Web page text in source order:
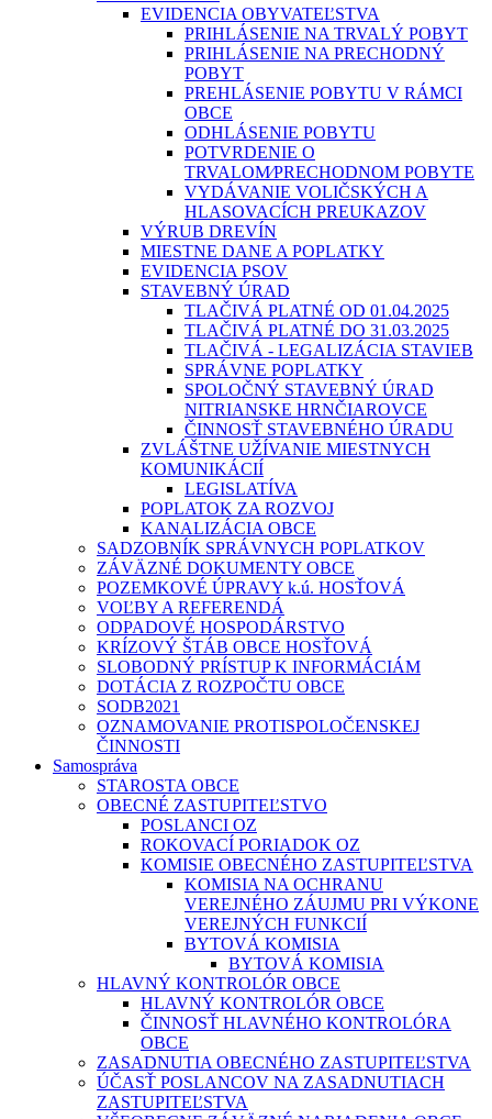
EVIDENCIA OBYVATEĽSTVA
PRIHLÁSENIE NA TRVALÝ POBYT
PRIHLÁSENIE NA PRECHODNÝ
POBYT
PREHLÁSENIE POBYTU V RÁMCI
OBCE
ODHLÁSENIE POBYTU
POTVRDENIE O
TRVALOM⁄PRECHODNOM POBYTE
VYDÁVANIE VOLIČSKÝCH A
HLASOVACÍCH PREUKAZOV
VÝRUB DREVÍN
MIESTNE DANE A POPLATKY
EVIDENCIA PSOV
STAVEBNÝ ÚRAD
TLAČIVÁ PLATNÉ OD 01.04.2025
TLAČIVÁ PLATNÉ DO 31.03.2025
TLAČIVÁ - LEGALIZÁCIA STAVIEB
SPRÁVNE POPLATKY
SPOLOČNÝ STAVEBNÝ ÚRAD
NITRIANSKE HRNČIAROVCE
ČINNOSŤ STAVEBNÉHO ÚRADU
ZVLÁŠTNE UŽÍVANIE MIESTNYCH
KOMUNIKÁCIÍ
LEGISLATÍVA
POPLATOK ZA ROZVOJ
KANALIZÁCIA OBCE
SADZOBNÍK SPRÁVNYCH POPLATKOV
ZÁVÄZNÉ DOKUMENTY OBCE
POZEMKOVÉ ÚPRAVY k.ú. HOSŤOVÁ
VOĽBY A REFERENDÁ
ODPADOVÉ HOSPODÁRSTVO
KRÍZOVÝ ŠTÁB OBCE HOSŤOVÁ
SLOBODNÝ PRÍSTUP K INFORMÁCIÁM
DOTÁCIA Z ROZPOČTU OBCE
SODB2021
OZNAMOVANIE PROTISPOLOČENSKEJ
ČINNOSTI
Samospráva
STAROSTA OBCE
OBECNÉ ZASTUPITEĽSTVO
POSLANCI OZ
ROKOVACÍ PORIADOK OZ
KOMISIE OBECNÉHO ZASTUPITEĽSTVA
KOMISIA NA OCHRANU
VEREJNÉHO ZÁUJMU PRI VÝKONE
VEREJNÝCH FUNKCIÍ
BYTOVÁ KOMISIA
BYTOVÁ KOMISIA
HLAVNÝ KONTROLÓR OBCE
HLAVNÝ KONTROLÓR OBCE
ČINNOSŤ HLAVNÉHO KONTROLÓRA
OBCE
ZASADNUTIA OBECNÉHO ZASTUPITEĽSTVA
ÚČASŤ POSLANCOV NA ZASADNUTIACH
ZASTUPITEĽSTVA